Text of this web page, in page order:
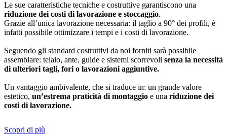
Le sue caratteristiche tecniche e costruttive garantiscono una
riduzione dei costi di lavorazione e stoccaggio.
Grazie all’unica lavorazione necessaria: il taglio a 90° dei profili, è
infatti possibile ottimizzare i tempi e i costi di lavorazione.
Seguendo gli standard costruttivi da noi forniti sarà possibile
assemblare: telaio, ante, guide e sistemi scorrevoli senza la necessità
di ulteriori tagli, fori o lavorazioni aggiuntive.
Un vantaggio ambivalente, che si traduce in: un grande valore
estetico, un’estrema praticità di montaggio e una riduzione dei
costi di lavorazione.
Scopri di più